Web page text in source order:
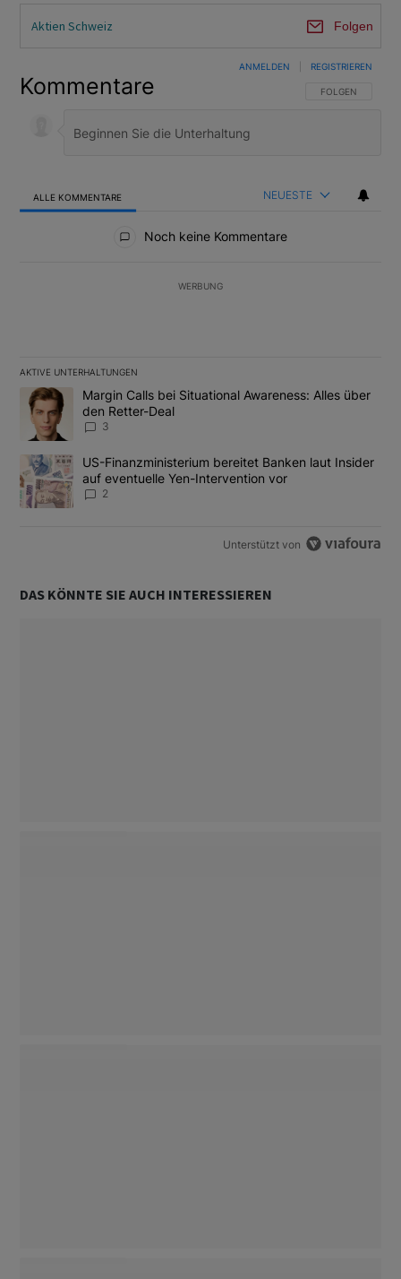
Aktien Schweiz Folgen
Kommentare FOLGE DIESER
FOLGEN
ANMELDEN REGISTRIEREN
ALLE KOMMENTARE NEUESTE
Noch keine Kommentare
WERBUNG
AKTIVE UNTERHALTUNGEN
Das Folgende ist eine Liste der am meisten kommentierten
Ein Trendartikel mit dem Titel "Margin Calls bei Situational
Margin Calls bei Situational Awareness: Alles über
den Retter-Deal
3
Ein Trendartikel mit dem Titel "US-Finanzministerium bereitet
US-Finanzministerium bereitet Banken laut Insider
auf eventuelle Yen-Intervention vor
2
Unterstützt von
DAS KÖNNTE SIE AUCH INTERESSIEREN